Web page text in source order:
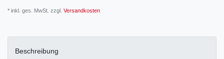
* inkl. ges. MwSt. zzgl. Versandkosten
Beschreibung